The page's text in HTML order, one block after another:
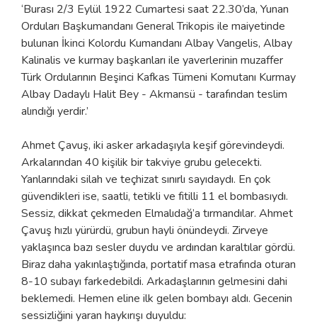
‘Burası 2/3 Eylül 1922 Cumartesi saat 22.30’da, Yunan
Orduları Başkumandanı General Trikopis ile maiyetinde
bulunan İkinci Kolordu Kumandanı Albay Vangelis, Albay
Kalinalis ve kurmay başkanları ile yaverlerinin muzaffer
Türk Ordularının Beşinci Kafkas Tümeni Komutanı Kurmay
Albay Dadaylı Halit Bey - Akmansü - tarafından teslim
alındığı yerdir.’
Ahmet Çavuş, iki asker arkadaşıyla keşif görevindeydi.
Arkalarından 40 kişilik bir takviye grubu gelecekti.
Yanlarındaki silah ve teçhizat sınırlı sayıdaydı. En çok
güvendikleri ise, saatli, tetikli ve fitilli 11 el bombasıydı.
Sessiz, dikkat çekmeden Elmalıdağ’a tırmandılar. Ahmet
Çavuş hızlı yürürdü, grubun hayli önündeydi. Zirveye
yaklaşınca bazı sesler duydu ve ardından karaltılar gördü.
Biraz daha yakınlaştığında, portatif masa etrafında oturan
8-10 subayı farkedebildi. Arkadaşlarının gelmesini dahi
beklemedi. Hemen eline ilk gelen bombayı aldı. Gecenin
sessizliğini yaran haykırışı duyuldu: